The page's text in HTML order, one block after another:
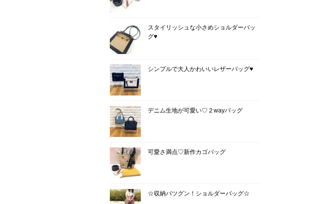
スタイリッシュな小さめショルダーバッ
グ♥
シンプルで大人かわいいレザーバッグ♥
デニム生地が可愛い♡２wayバッグ
可愛さ満点♡新作カゴバッグ
☆収納バツグン！ショルダーバッグ☆